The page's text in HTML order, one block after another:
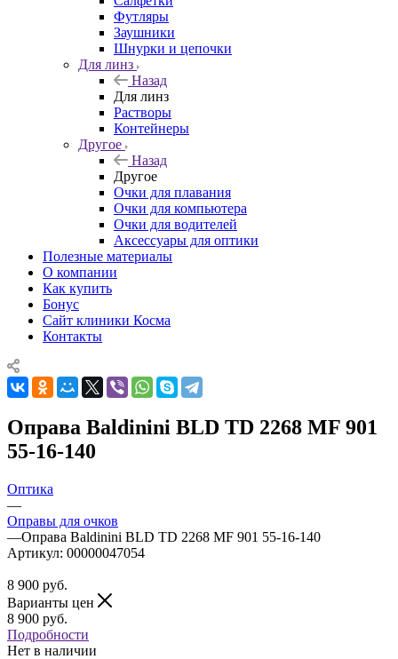
Футляры
Заушники
Шнурки и цепочки
Для линз
Назад
Для линз
Растворы
Контейнеры
Другое
Назад
Другое
Очки для плавания
Очки для компьютера
Очки для водителей
Аксессуары для оптики
Полезные материалы
О компании
Как купить
Бонус
Сайт клиники Косма
Контакты
Оправа Baldinini BLD TD 2268 MF 901
55-16-140
Оптика
—
Оправы для очков
—Оправа Baldinini BLD TD 2268 MF 901 55-16-140
Артикул: 00000047054
8 900 руб.
Варианты цен
8 900 руб.
Подробности
Нет в наличии